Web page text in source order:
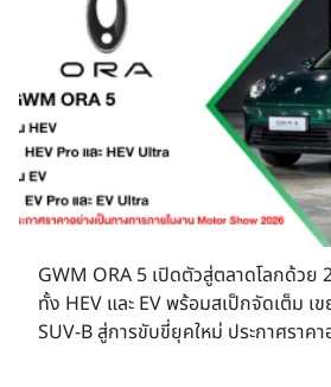
GWM ORA 5 เปิดตัวสู่ตลาดโลกด้วย
ทั้ง HEV และ EV พร้อมสเป็กจัดเต็ม เ
SUV-B สู่การขับขี่ยุคใหม่ ประกาศราคา